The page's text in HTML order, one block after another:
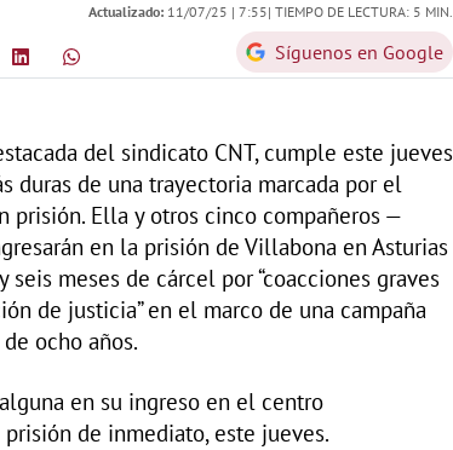
Actualizado: 11/07/25 | 7:55| TIEMPO DE LECTURA: 5 MIN.
Síguenos en Google
del sindicato CNT, cumple este jueves
duras de una trayectoria marcada por el
prisión. Ella y otros cinco compañeros —
en la prisión de Villabona en Asturias
seis meses de cárcel por “coacciones graves
de justicia” en el marco de una campaña
ocho años.
en su ingreso en el centro
de inmediato, este jueves.